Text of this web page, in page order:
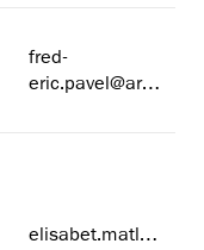
fred-
eric.pavel@artun.ee
elisabet.matlik@artun.ee